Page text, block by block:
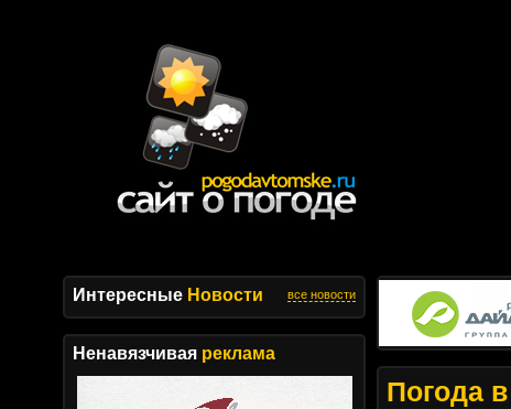
Интересные Новости все новости
Ненавязчивая реклама
Погода